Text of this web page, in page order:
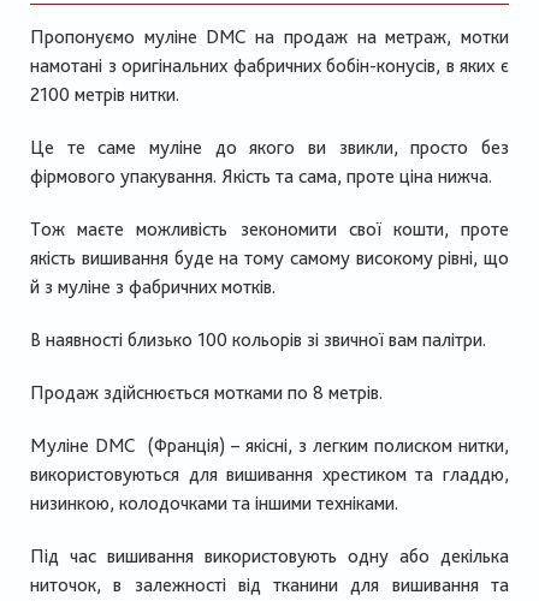
Пропонуємо муліне DMCна продаж на метраж, мотки
намотані з оригінальних фабричних бобін-конусів, в яких є
2100 метрів нитки.
Це те саме муліне до якого ви звикли, просто без
фірмового упакування. Якість та сама, проте ціна нижча.
Тож маєте можливість зекономити свої кошти, проте
якість вишивання буде на тому самому високому рівні, що
й з муліне з фабричних мотків.
В наявності близько 100 кольорів зі звичної вам палітри.
Продаж здійснюється мотками по 8 метрів.
Муліне DMC (Франція) – якісні, з легким полиском нитки,
використовуються для вишивання хрестиком та гладдю,
низинкою, колодочками та іншими техніками.
Під час вишивання використовують одну або декілька
ниточок, в залежності від тканини для вишивання та